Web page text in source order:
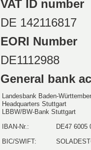
VAT ID number
DE 142116817
EORI Number
DE1112988
General bank
Landesbank Baden-
Headquarters Stuttgart
LBBW/BW-Bank Stuttgart
IBAN-Nr.:
DE47 6005
BIC/SWIFT: